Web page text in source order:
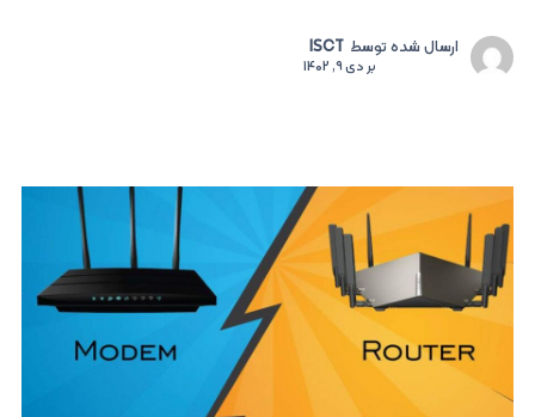
ارسال شده توسط ISCT
بردی 9, 1402